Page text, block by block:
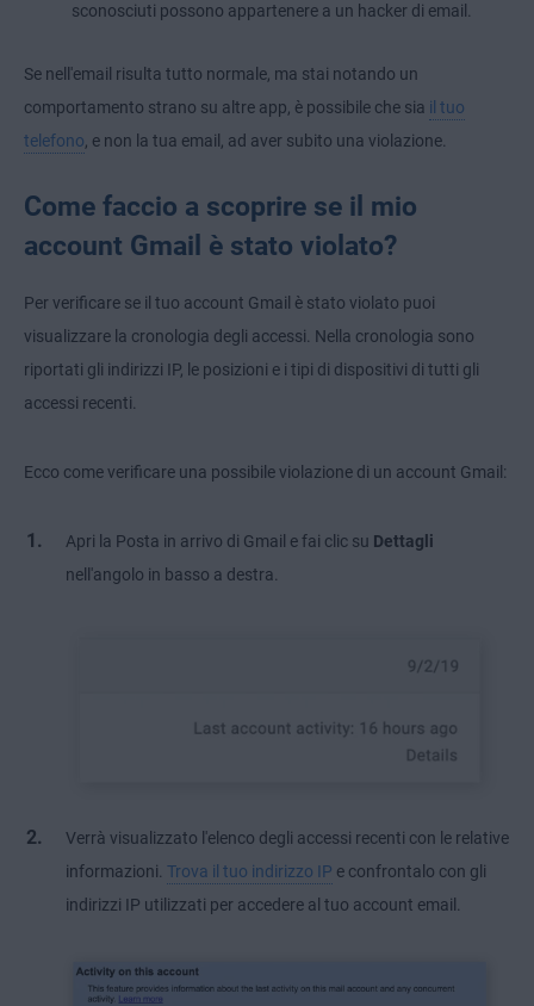
sconosciuti possono appartenere a un hacker di email.
Se nell'email risulta tutto normale, ma stai notando un
comportamento strano su altre app, è possibile che sia il tuo
telefono, e non la tua email, ad aver subito una violazione.
Come faccio a scoprire se il mio
account Gmail è stato violato?
Per verificare se il tuo account Gmail è stato violato puoi
visualizzare la cronologia degli accessi. Nella cronologia sono
riportati gli indirizzi IP, le posizioni e i tipi di dispositivi di tutti gli
accessi recenti.
Ecco come verificare una possibile violazione di un account Gmail:
Apri la Posta in arrivo di Gmail e fai clic su Dettagli
nell'angolo in basso a destra.
Verrà visualizzato l'elenco degli accessi recenti con le relative
informazioni. Trova il tuo indirizzo IP e confrontalo con gli
indirizzi IP utilizzati per accedere al tuo account email.